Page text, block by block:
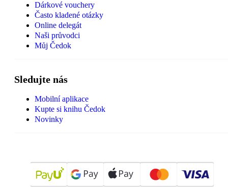
Dárkové vouchery
Často kladené otázky
Online delegát
Naši průvodci
Můj Čedok
Sledujte nás
Mobilní aplikace
Kupte si knihu Čedok
Novinky